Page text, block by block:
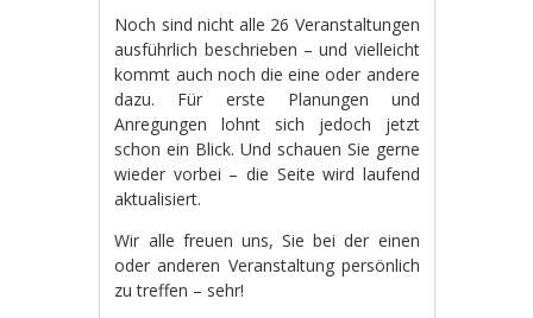
Noch sind nicht alle 26 Veranstaltungen
ausführlich beschrieben – und vielleicht
kommt auch noch die eine oder andere
dazu. Für erste Planungen und
Anregungen lohnt sich jedoch jetzt
schon ein Blick. Und schauen Sie gerne
wieder vorbei – die Seite wird laufend
aktualisiert.
Wir alle freuen uns, Sie bei der einen
oder anderen Veranstaltung persönlich
zu treffen – sehr!